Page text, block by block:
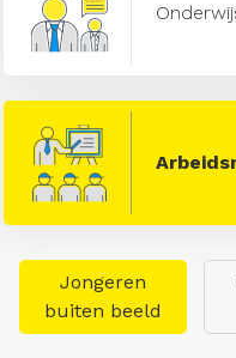
Jongeren
buiten beeld